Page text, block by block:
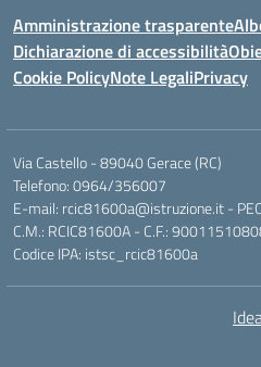
Amministrazione trasparente
Dichiarazione di accessibilità
Cookie PolicyNote LegaliPrivacy
Via Castello - 89040 Gerace (RC)
Telefono: 0964/356007
E-mail: rcic81600a@istruzione.it -
C.M.: RCIC81600A - C.F.:
Codice IPA: istsc_rcic81600a